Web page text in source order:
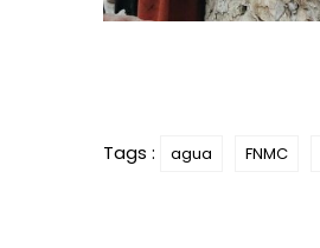
Tags : agua FNMC